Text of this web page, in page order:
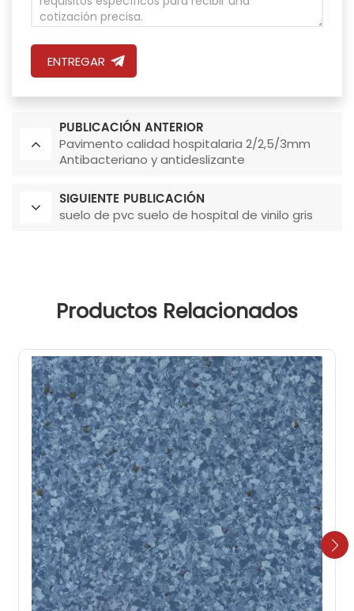
ENTREGAR
PUBLICACIÓN ANTERIOR
Pavimento calidad hospitalaria 2/2,5/3mm
Antibacteriano y antideslizante
SIGUIENTE PUBLICACIÓN
suelo de pvc suelo de hospital de vinilo gris
Productos Relacionados